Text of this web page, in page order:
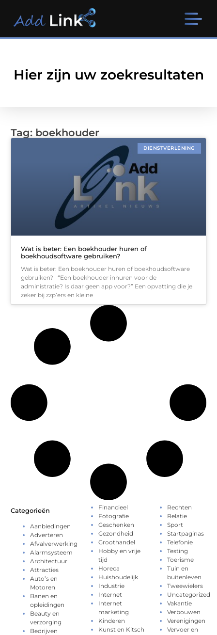
Hier zijn uw zoekresultaten
Tag: boekhouder
DIENSTVERLENING
Wat is beter: Een boekhouder huren of
boekhoudsoftware gebruiken?
Wat is beter: Een boekhouder huren of boekhoudsoftware
gebruiken? “Een boekhouder inhuren voor de
administratie? Is daar geen app voor?” Een opvatting die je
zeker bij zzp’ers en kleine
Categorieën
Aanbiedingen
Adverteren
Afvalverwerking
Alarmsysteem
Architectuur
Attracties
Auto’s en
Motoren
Banen en
opleidingen
Beauty en
verzorging
Bedrijven
Financieel
Fotografie
Geschenken
Gezondheid
Groothandel
Hobby en vrije
tijd
Horeca
Huishoudelijk
Industrie
Internet
Internet
marketing
Kinderen
Kunst en Kitsch
Rechten
Relatie
Sport
Startpaginas
Telefonie
Testing
Toerisme
Tuin en
buitenleven
Tweewielers
Uncategorized
Vakantie
Verbouwen
Verenigingen
Vervoer en